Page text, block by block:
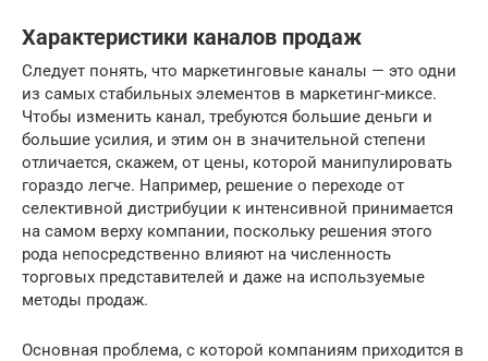
Характеристики каналов продаж
Следует понять, что маркетинговые каналы — это одни
из самых стабильных элементов в маркетинг-миксе.
Чтобы изменить канал, требуются большие деньги и
большие усилия, и этим он в значительной степени
отличается, скажем, от цены, которой манипулировать
гораздо легче. Например, решение о переходе от
селективной дистрибуции к интенсивной принимается
на самом верху компании, поскольку решения этого
рода непосредственно влияют на численность
торговых представителей и даже на используемые
методы продаж.
Основная проблема, с которой компаниям приходится в